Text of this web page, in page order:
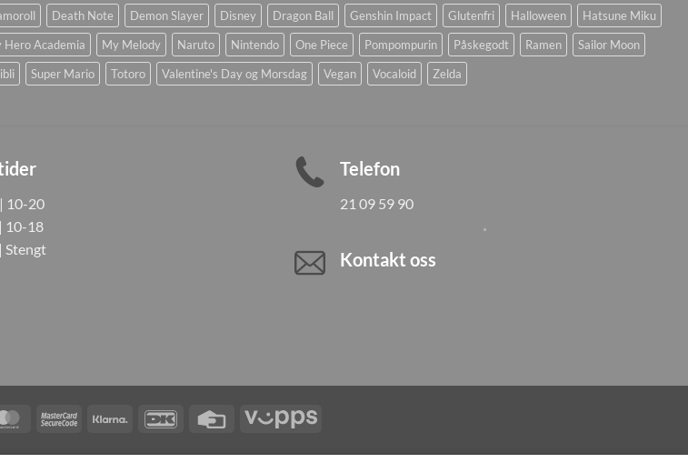
Death Note Demon Slayer Disney Dragon Ball Genshin Impact Glutenfri Halloween
Hatsune Miku
Hero Academia My Melody Naruto Nintendo One Piece Pompompurin Påskegodt Ramen
Sailor Moon
Super Mario Totoro Valentine's Day og Morsdag Vegan Vocaloid Zelda
10-20
18
Telefon
21 09 59 90
Kontakt oss
MasterCardMasterCardKlarna DanKort
Credit
Vipps